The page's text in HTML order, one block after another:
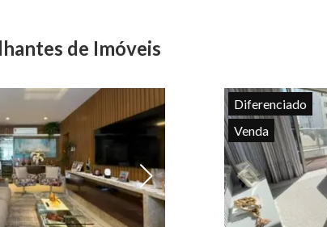
de Imóveis
Ver todas as fotos
Diferenciado
Venda